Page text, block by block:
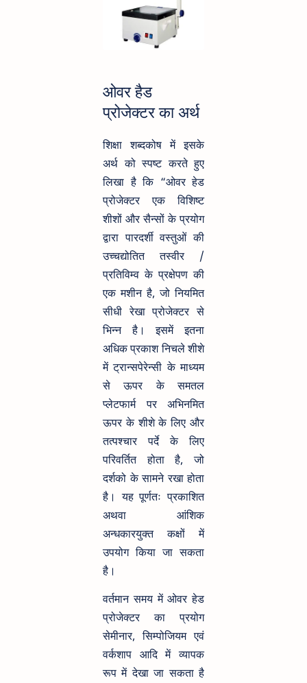
ओवर हैड
प्रोजेक्टर का अर्थ
शिक्षा शब्दकोष में इसके
अर्थ को स्पष्ट करते हुए
लिखा है कि “ओवर हेड
प्रोजेक्टर एक विशिष्ट
शीशों और सैन्सों के प्रयोग
द्वारा पारदर्शी वस्तुओं की
उच्चद्योतित तस्वीर /
प्रतिविम्व के प्रक्षेपण की
एक मशीन है, जो नियमित
सीधी रेखा प्रोजेक्टर से
भिन्न है। इसमें इतना
अधिक प्रकाश निचले शीशे
में ट्रान्सपेरेन्सी के माध्यम
से ऊपर के समतल
प्लेटफार्म पर अभिनमित
ऊपर के शीशे के लिए और
तत्पश्चार पर्दे के लिए
परिवर्तित होता है, जो
दर्शको के सामने रखा होता
है। यह पूर्णतः प्रकाशित
अथवा आंशिक
अन्धकारयुक्त कक्षों में
उपयोग किया जा सकता
है।
वर्तमान समय में ओवर हेड
प्रोजेक्टर का प्रयोग
सेमीनार, सिम्पोजियम एवं
वर्कशाप आदि में व्यापक
रूप में देखा जा सकता है